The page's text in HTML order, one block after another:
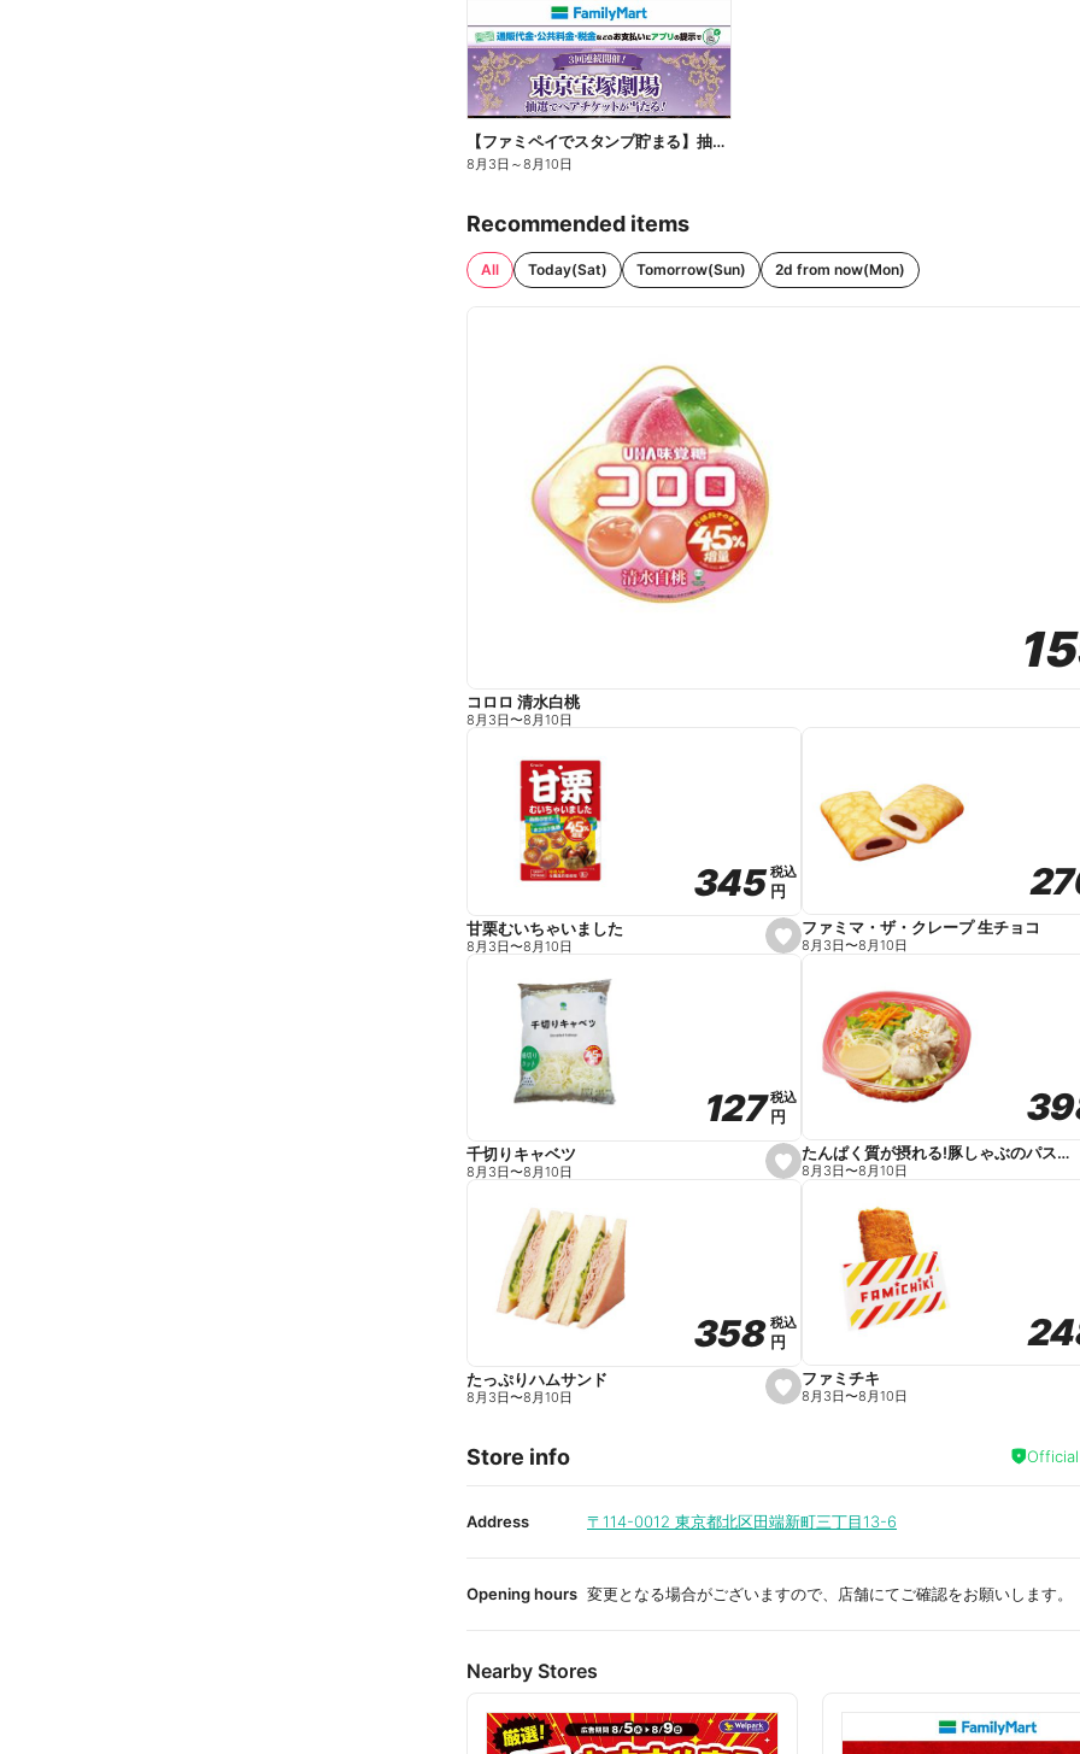
【ファミペイでスタンプ貯まる】抽選でペアチケットが当たる!
8月3日 ～8月10日
Recommended items
All Today(Sat) Tomorrow(Sun) 2d from now(Mon)
コロロ 清水白桃
8月3日〜8月10日
s
e
e
345
345税込
税込
円
円
甘栗むいちゃいました
8月3日〜8月10日
ファミマ・ザ・クレープ 生チョコ
8月3日〜8月10日
s
e
e
127
127税込
税込
円
円
千切りキャベツ
8月3日〜8月10日
たんぱく質が摂れる!豚しゃぶのパスタサラダ
8月3日〜8月10日
s
e
i
t
358
358税込
税込
円
円
たっぷりハムサンド
8月3日〜8月10日
ファミチキ
8月3日〜8月10日
Store info
Address 〒114-0012 東京都北区田端新町三丁目13-6
Opening hours 変更となる場合がございますので、店舗にてご確認をお願いします。
Nearby Stores